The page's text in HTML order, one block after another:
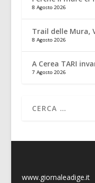
8 Agosto 2026
Trail delle Mura,
8 Agosto 2026
A Cerea TARI
7 Agosto 2026
www.giornaleadige.it